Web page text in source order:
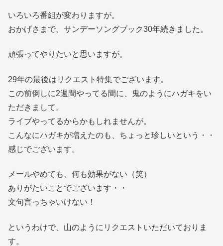
いろいろ番組が変わりますが。
おかげさまで、サンデーソングブック30年続きました。
頑張ってやりたいと思いますが。
29年の最後はリクエスト特集でございます。
この前倒しに2週間やってる間に、鬼のようにハガキをい
ただきまして。
ライブやってるからかもしれませんが。
こんなにハガキが増えたのも、ちょっと珍しいという・・
感じでございます。
メールやめても、何も効果がない（笑）
ありがたいことでございます・・
文句言っちゃいけない！
というわけで、山のようにリクエストいただいておりま
す。